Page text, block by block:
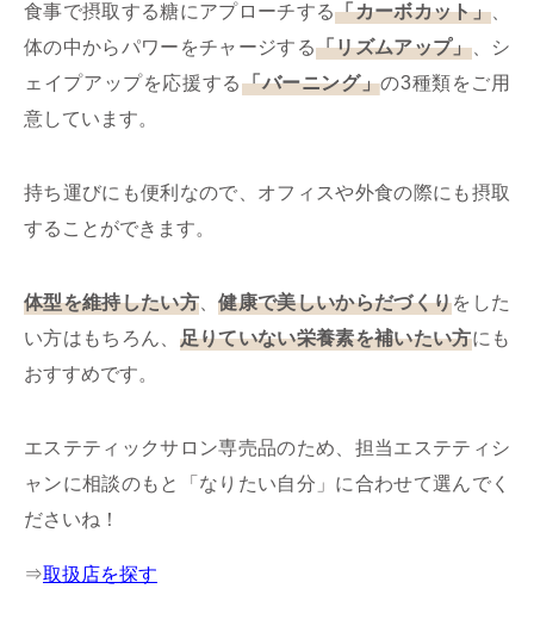
食事で摂取する糖にアプローチする「カーボカット」
体の中からパワーをチャージする「リズムアップ」、シ
ェイプアップを応援する「バーニング」の3種類をご用
意しています。
持ち運びにも便利なので、オフィスや外食の際にも摂取
することができます。
体型を維持したい方 、健康で美しいからだづくりをした
い方はもちろん、 足りていない栄養素を補いたい方にも
おすすめです。
エステティックサロン専売品のため、担当エステティシ
ャンに相談のもと「なりたい自分」に合わせて選んでく
ださいね！
⇒取扱店を探す